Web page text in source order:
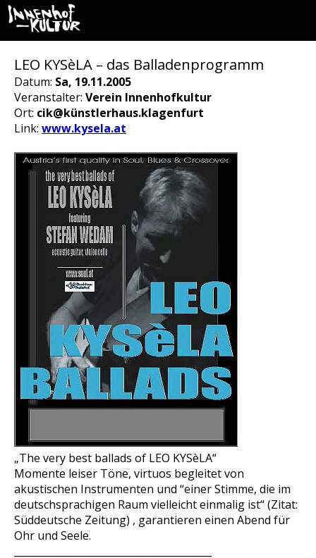
LEO KYSèLA – das Balladenprogramm
Datum: Sa, 19.11.2005
Veranstalter: Verein Innenhofkultur
Ort: cik@künstlerhaus.klagenfurt
Link: www.kysela.at
„The very best ballads of LEO KYSèLA“
Momente leiser Töne, virtuos begleitet von
akustischen Instrumenten und “einer Stimme, die im
deutschsprachigen Raum vielleicht einmalig ist“ (Zitat:
Süddeutsche Zeitung) , garantieren einen Abend für
Ohr und Seele.